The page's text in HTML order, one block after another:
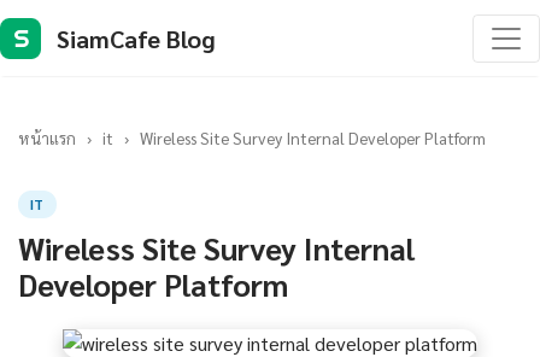
S SiamCafe Blog
หน้าแรก › it › Wireless Site Survey Internal Developer Platform
IT
Wireless Site Survey Internal
Developer Platform